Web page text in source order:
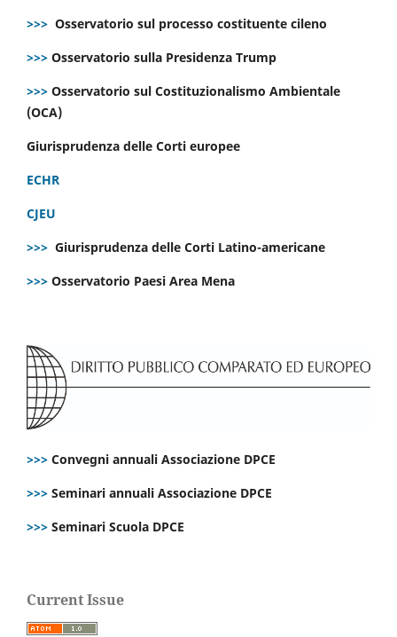
>>> Osservatorio sul processo costituente cileno
>>> Osservatorio sulla Presidenza Trump
>>> Osservatorio sul Costituzionalismo Ambientale
(OCA)
Giurisprudenza delle Corti europee
ECHR
CJEU
>>> Giurisprudenza delle Corti Latino-americane
>>> Osservatorio Paesi Area Mena
>>> Convegni annuali Associazione DPCE
>>> Seminari annuali Associazione DPCE
>>> Seminari Scuola DPCE
Current Issue